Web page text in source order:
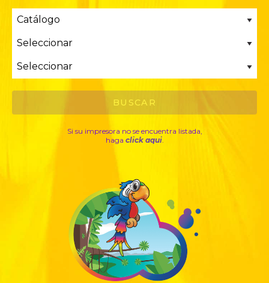
Si su impresora no se encuentra listada,
haga click aqui.